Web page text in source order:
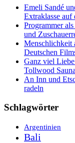
Schlemmer-
Busche
Verlags
Emeli Sandé
Extraklasse
Programmer
und
Menschlichkeit
Deutschen
Ganz viel
Tollwood
An Inn und
radeln
Schlagwörter
Argentinien
Bali